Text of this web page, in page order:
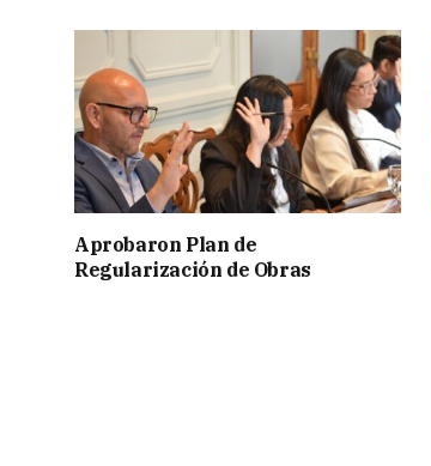
Aprobaron Plan de
Regularización de Obras